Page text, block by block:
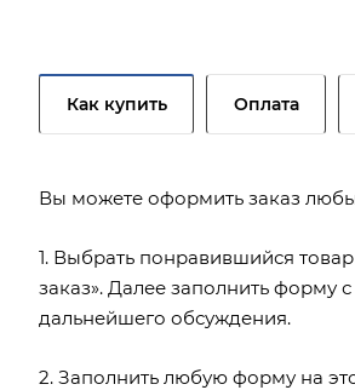
Как купить Оплата
Вы можете оформить заказ
1. Выбрать понравившийся
заказ». Далее заполнить форму
дальнейшего обсуждения.
2. Заполнить любую форму на